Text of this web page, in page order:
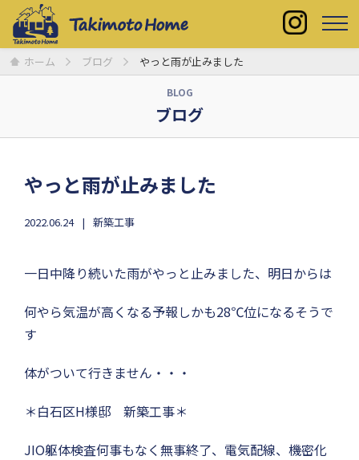
ホーム ブログ やっと雨が止みました
BLOG
ブログ
やっと雨が止みました
2022.06.24 新築工事
一日中降り続いた雨がやっと止みました、明日からは
何やら気温が高くなる予報しかも28℃位になるそうで
す
体がついて行きません・・・
＊白石区H様邸 新築工事＊
JIO躯体検査何事もなく無事終了、電気配線、機密化